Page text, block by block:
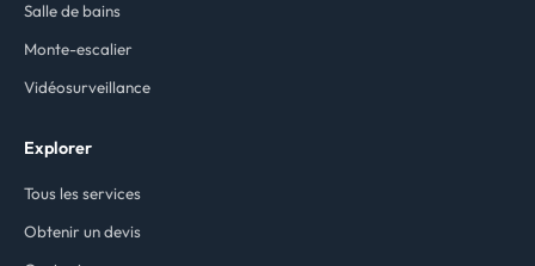
Salle de bains
Monte-escalier
Vidéosurveillance
Explorer
Tous les services
Obtenir un devis